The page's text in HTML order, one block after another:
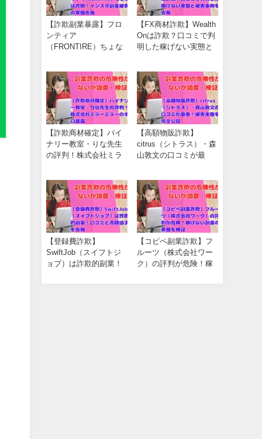
【詐欺副業暴露】フロ
ンティア
（FRONTIRE）ちょな
【FX商材詐欺】Wealth
Onは詐欺？口コミで判
明した稼げない実態と
【詐欺商材確定】バイ
ナリー教室・りな先生
の評判！株式会社ミラ
【高額物販詐欺】
citrus（シトラス）・森
山敦文の口コミが最
【登録費詐欺】
SwiftJob（スイフトジ
ョブ）は詐欺的副業！
【コピペ副業詐欺】フ
ルーツ（株式会社ワー
ク）の評判が危険！稼